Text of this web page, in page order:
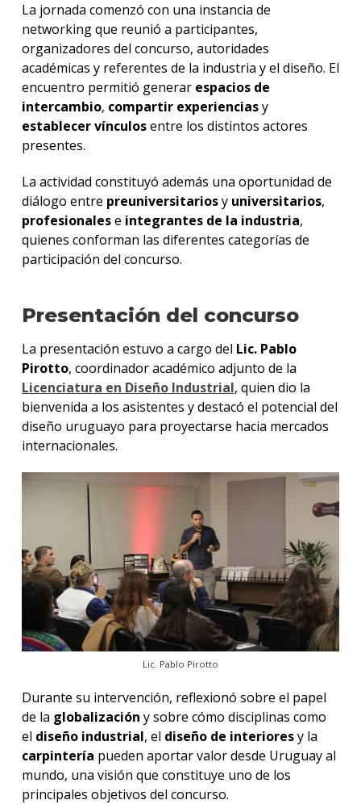
La jornada comenzó con una instancia de
networking que reunió a participantes,
organizadores del concurso, autoridades
académicas y referentes de la industria y el diseño. El
encuentro permitió generar espacios de
intercambio, compartir experienciasy
establecer vínculosentre los distintos actores
presentes.
La actividad constituyó además una oportunidad de
diálogo entre preuniversitariosy universitarios,
profesionalese integrantes de la industria,
quienes conforman las diferentes categorías de
participación del concurso.
Presentación del concurso
La presentación estuvo a cargo del Lic. Pablo
Pirotto, coordinador académico adjunto de la
Licenciatura en Diseño Industrial, quien dio la
bienvenida a los asistentes y destacó el potencial del
diseño uruguayo para proyectarse hacia mercados
internacionales.
Lic. Pablo Pirotto
Durante su intervención, reflexionó sobre el papel
de la globalización y sobre cómo disciplinas como
el diseño industrial, el diseño de interioresy la
carpintería pueden aportar valor desde Uruguay al
mundo, una visión que constituye uno de los
principales objetivos del concurso.